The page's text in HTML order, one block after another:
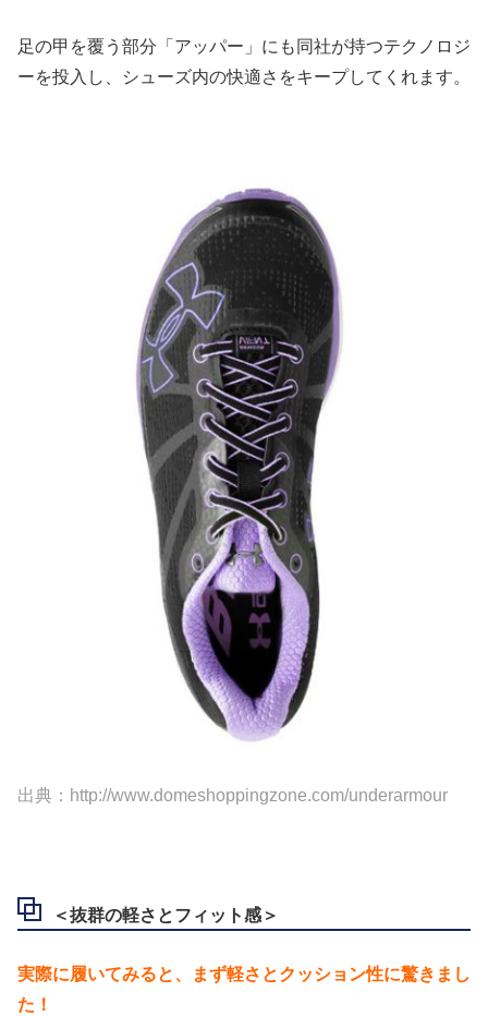
足の甲を覆う部分「アッパー」にも同社が持つテクノロジ
ーを投入し、シューズ内の快適さをキープしてくれます。
出典：http://www.domeshoppingzone.com/underarmour
＜抜群の軽さとフィット感＞
実際に履いてみると、まず軽さとクッション性に驚きまし
た！